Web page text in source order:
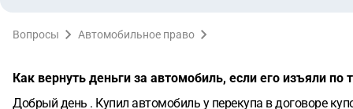
Вопросы Автомобильное право
Как вернуть деньги за автомобиль, если его изъяли по
Добрый день . Купил автомобиль у перекупа в договоре